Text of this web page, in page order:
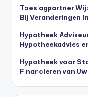
Toeslagpartner
Bij Veranderingen
Hypotheek
Hypotheekadvies
Hypotheek voor
Financieren van